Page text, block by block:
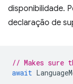
disponibilidade.
declaração de
// Makes sure
await